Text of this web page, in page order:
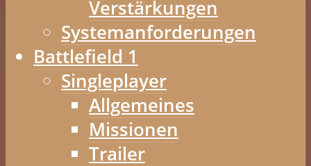
Verstärkungen
Systemanforderungen
Battlefield 1
Singleplayer
Allgemeines
Missionen
Trailer